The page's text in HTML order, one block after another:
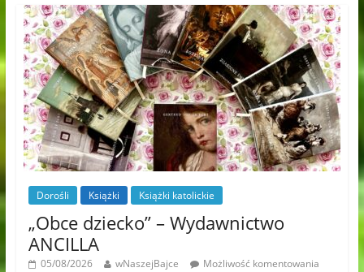
Dorośli Książki Książki katolickie
„Obce dziecko” – Wydawnictwo
ANCILLA
05/08/2026 wNaszejBajce
Możliwość komentowania